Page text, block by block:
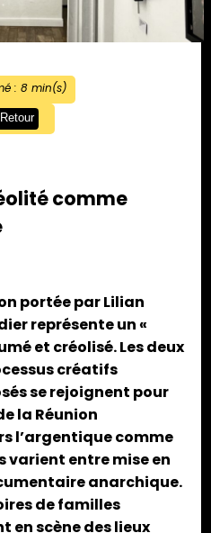
: 8min(s)
comme
portée par Lilian
représente un «
et créolisé. Les deux
créatifs
se rejoignent pour
la Réunion
l’argentique comme
varient entre mise en
anarchique.
de familles
en scène des lieux